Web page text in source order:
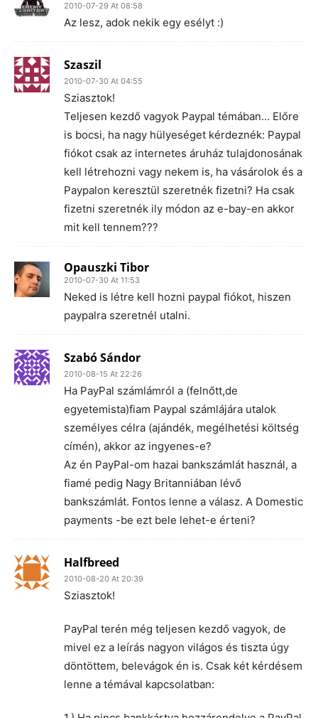
2010-07-29 At 08:58
Az lesz, adok nekik egy esélyt :)
Szaszil
2010-07-30 At 04:55
Sziasztok!
Teljesen kezdő vagyok Paypal témában… Előre
is bocsi, ha nagy hülyeséget kérdeznék: Paypal
fiókot csak az internetes áruház tulajdonosának
kell létrehozni vagy nekem is, ha vásárolok és a
Paypalon keresztül szeretnék fizetni? Ha csak
fizetni szeretnék ily módon az e-bay-en akkor
mit kell tennem???
Opauszki Tibor
2010-07-30 At 11:53
Neked is létre kell hozni paypal fiókot, hiszen
paypalra szeretnél utalni.
Szabó Sándor
2010-08-15 At 22:26
Ha PayPal számlámról a (felnőtt,de
egyetemista)fiam Paypal számlájára utalok
személyes célra (ajándék, megélhetési költség
címén), akkor az ingyenes-e?
Az én PayPal-om hazai bankszámlát használ, a
fiamé pedig Nagy Britanniában lévő
bankszámlát. Fontos lenne a válasz. A Domestic
payments -be ezt bele lehet-e érteni?
Halfbreed
2010-08-20 At 20:39
Sziasztok!
PayPal terén még teljesen kezdő vagyok, de
mivel ez a leírás nagyon világos és tiszta úgy
döntöttem, belevágok én is. Csak két kérdésem
lenne a témával kapcsolatban: